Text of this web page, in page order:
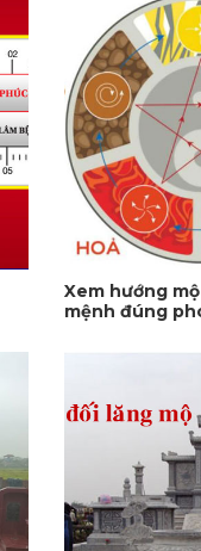
Xem hướng
mệnh đúng